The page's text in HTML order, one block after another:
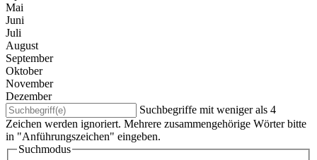
Mai
Juni
Juli
August
September
Oktober
November
Dezember
Suchbegriffe mit weniger als 4
Zeichen werden ignoriert. Mehrere zusammengehörige Wörter bitte
in "Anführungszeichen" eingeben.
Suchmodus